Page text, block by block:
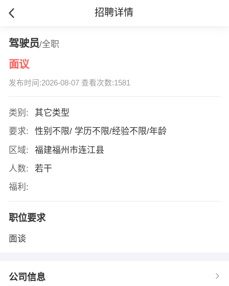
招聘详情
驾驶员/全职
面议
发布时间:2026-08-07 查看次数:1581
类别:
其它类型
要求:
性别不限/ 学历不限/经验不限/年龄
区域:
福建福州市连江县
人数:
若干
福利:
职位要求
面谈
公司信息